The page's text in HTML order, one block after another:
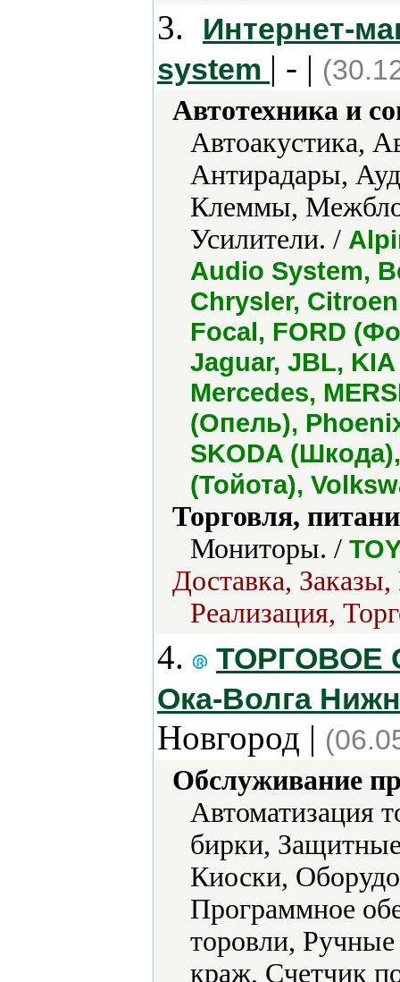
3.
Интернет-
system | - |
Автотехника и
Автоакустика,
Антирадары,
Клеммы,
Усилители. /
Audio System,
Chrysler,
Focal, FORD
Jaguar, JBL,
Mercedes,
(Опель),
SKODA
(Тойота),
Торговля,
Мониторы. /
Доставка,
Реализация,
4.
ТОРГОВОЕ
Ока-Волга
Новгород |
Обслуживание
Автоматизация
бирки,
Киоски,
Программное
торовли,
краж, Счетчик